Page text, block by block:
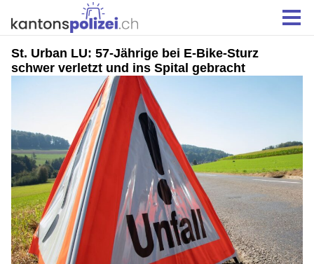
St. Urban LU: 57-Jährige bei E-Bike-Sturz
schwer verletzt und ins Spital gebracht